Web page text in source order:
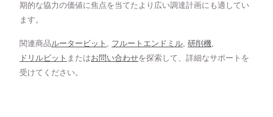
期的な協力の価値に焦点を当てたより広い調達計画にも適してい
ます。
関連商品ルータービット , フルートエンドミル, 研削機,
ドリルビット またはお問い合わせを探索して、詳細なサポートを
受けてください。